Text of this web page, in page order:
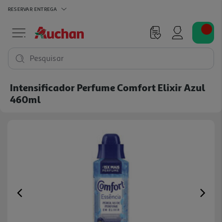
RESERVAR ENTREGA
Pesquisar
Intensificador Perfume Comfort Elixir Azul
460ml
Previous